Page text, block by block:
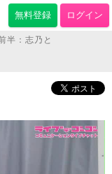
無料登録 ログイン
半：志乃と